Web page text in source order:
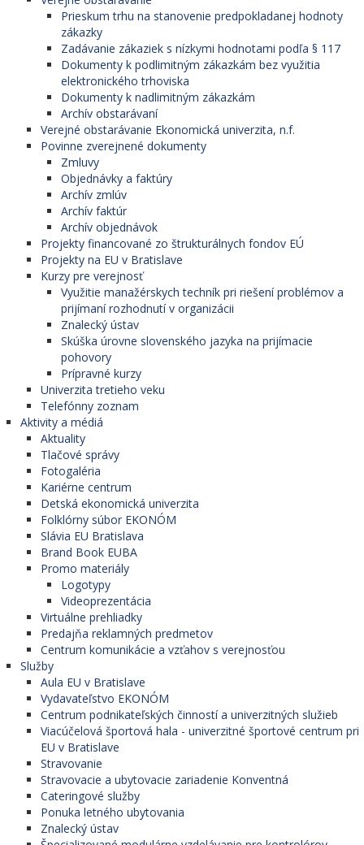
Prieskum trhu na stanovenie predpokladanej hodnoty
zákazky
Zadávanie zákaziek s nízkymi hodnotami podľa § 117
Dokumenty k podlimitným zákazkám bez využitia
elektronického trhoviska
Dokumenty k nadlimitným zákazkám
Archív obstarávaní
Verejné obstarávanie Ekonomická univerzita, n.f.
Povinne zverejnené dokumenty
Zmluvy
Objednávky a faktúry
Archív zmlúv
Archív faktúr
Archív objednávok
Projekty financované zo štrukturálnych fondov EÚ
Projekty na EU v Bratislave
Kurzy pre verejnosť
Využitie manažérskych techník pri riešení problémov a
prijímaní rozhodnutí v organizácii
Znalecký ústav
Skúška úrovne slovenského jazyka na prijímacie
pohovory
Prípravné kurzy
Univerzita tretieho veku
Telefónny zoznam
Aktivity a médiá
Aktuality
Tlačové správy
Fotogaléria
Kariérne centrum
Detská ekonomická univerzita
Folklórny súbor EKONÓM
Slávia EU Bratislava
Brand Book EUBA
Promo materiály
Logotypy
Videoprezentácia
Virtuálne prehliadky
Predajňa reklamných predmetov
Centrum komunikácie a vzťahov s verejnosťou
Služby
Aula EU v Bratislave
Vydavateľstvo EKONÓM
Centrum podnikateľských činností a univerzitných služieb
Viacúčelová športová hala - univerzitné športové centrum pri
EU v Bratislave
Stravovanie
Stravovacie a ubytovacie zariadenie Konventná
Cateringové služby
Ponuka letného ubytovania
Znalecký ústav